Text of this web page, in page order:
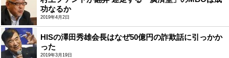
功なるか
2019年4月2日
HISの澤田秀雄会長はなぜ50億円の詐欺話に引っかか
った
2019年3月19日